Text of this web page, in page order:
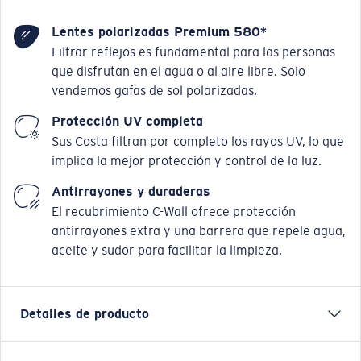
Lentes polarizadas Premium 580*
Filtrar reflejos es fundamental para las personas
que disfrutan en el agua o al aire libre. Solo
vendemos gafas de sol polarizadas.
Protección UV completa
Sus Costa filtran por completo los rayos UV, lo que
implica la mejor protección y control de la luz.
Antirrayones y duraderas
El recubrimiento C-Wall ofrece protección
antirrayones extra y una barrera que repele agua,
aceite y sudor para facilitar la limpieza.
Detalles de producto